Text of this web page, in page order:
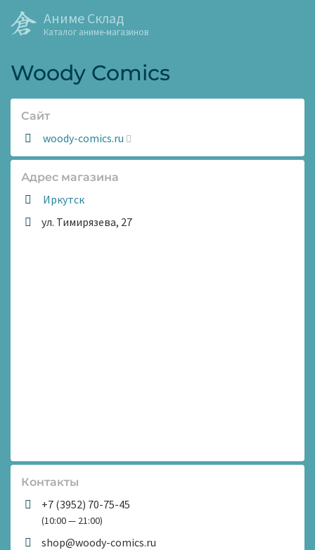
Аниме Склад
Каталог аниме-магазинов
Woody Comics
Сайт
Сайт:
woody-comics.ru
Адрес магазина
Иркутск
ул. Тимирязева, 27
Контакты
+7 (3952) 70-75-45
(10:00 — 21:00)
shop@woody-comics.ru